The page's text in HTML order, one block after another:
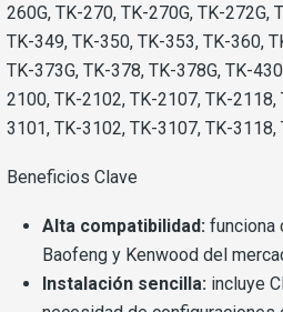
260G, TK-270, TK-270G, TK-272G,
TK-349, TK-350, TK-353, TK-360,
TK-373G, TK-378, TK-378G, TK-
2100, TK-2102, TK-2107, TK-
3101, TK-3102, TK-3107, TK-3118,
Beneficios Clave
Alta compatibilidad: funciona
Baofeng y Kenwood del
Instalación sencilla: incluye